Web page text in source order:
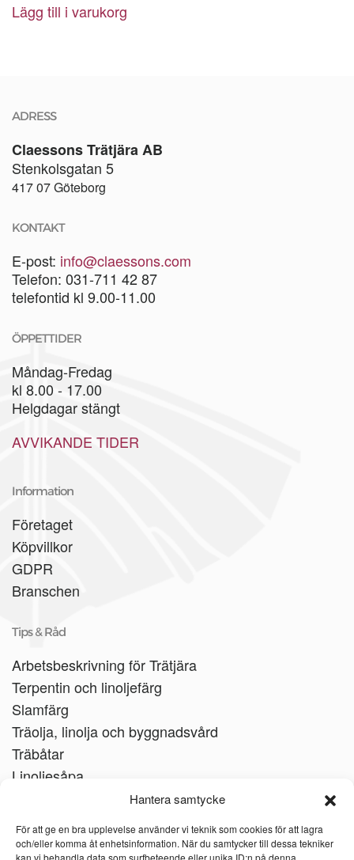
Hantera samtycke
För att ge en bra upplevelse använder vi teknik som cookies för att lagra
och/eller komma åt enhetsinformation. När du samtycker till dessa tekniker
kan vi behandla data som surfbeteende eller unika ID:n på denna
Lägg till i varukorg
ADRESS
Claessons Trätjära AB
Stenkolsgatan 5
417 07 Göteborg
KONTAKT
E-post: info@claessons.com
Telefon: 031-711 42 87
telefontid kl 9.00-11.00
ÖPPETTIDER
Måndag-Fredag
kl 8.00 - 17.00
Helgdagar stängt
AVVIKANDE TIDER
Information
Företaget
Köpvillkor
GDPR
Branschen
Tips & Råd
Arbetsbeskrivning för Trätjära
Terpentin och linoljefärg
Slamfärg
Träolja, linolja och byggnadsvård
Träbåtar
Linoljesåpa